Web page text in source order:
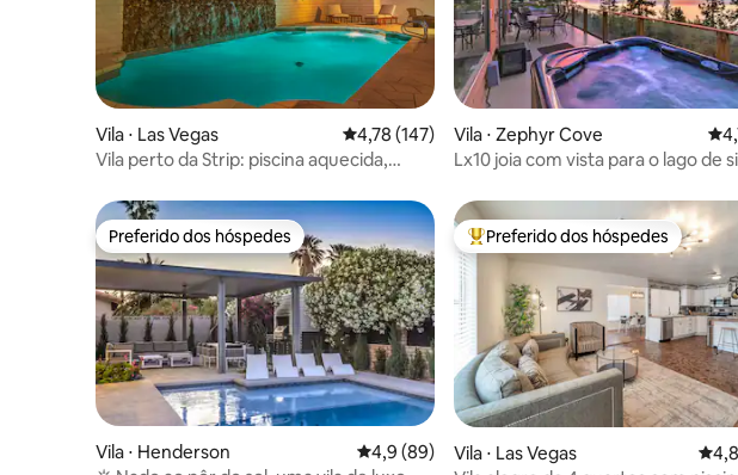
Vila ⋅ Las Vegas 4,78 de uma avaliação média de 5, 147 avaliações
4,78 (147)
Vila perto da Strip: piscina aquecida,
Vila ⋅ Zephyr Cove
Lx10 joia com vista para o lago de
Preferido dos hóspedes
Preferido dos hóspedes
Vila ⋅ Henderson 4,9 de uma avaliação média de 5, 89 avaliações
4,9 (89)
Entre os melhores preferidos dos
Preferido dos hóspedes
Vila ⋅ Las Vegas 4,89